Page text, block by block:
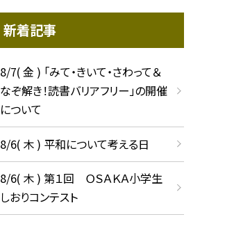
新着記事
8/7( 金 ) 「みて・きいて・さわって＆
なぞ解き！読書バリアフリー」の開催
について
8/6( 木 ) 平和について考える日
8/6( 木 ) 第１回 ＯＳＡＫＡ小学生
しおりコンテスト